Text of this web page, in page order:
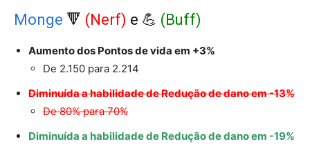
Monge 🔻 (Nerf) e 💪 (Buff)
Aumento dos Pontos de vida em +3%
De 2.150 para 2.214
Diminuída a habilidade de Redução de dano em -13%
De 80% para 70%
Diminuída a habilidade de Redução de dano em -19%